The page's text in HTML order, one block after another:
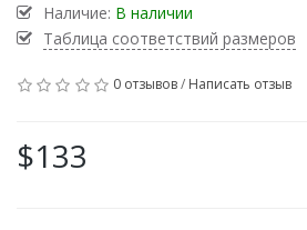
Наличие: В наличии
Таблица соответствий размеров
0 отзывов/ Написать отзыв
$133